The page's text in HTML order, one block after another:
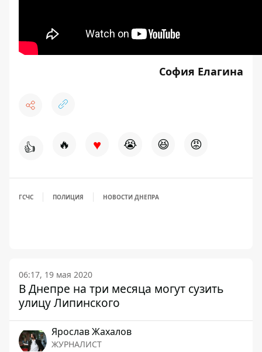
София Елагина
👍 🔥 ♥ 😭 😆 😡
ГСЧС ПОЛИЦИЯ НОВОСТИ ДНЕПРА
06:17, 19 мая 2020
В Днепре на три месяца могут сузить
улицу Липинского
Ярослав Жахалов
ЖУРНАЛИСТ